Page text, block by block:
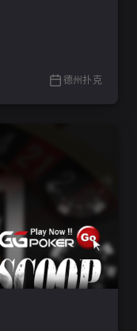
德州扑克